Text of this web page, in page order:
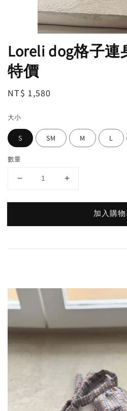
Loreli dog格子
特價
Regular
NT$ 1,580
大小
S SM M L
數量
加入購